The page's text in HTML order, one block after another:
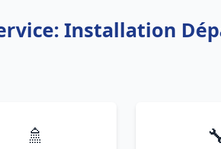
Installation
🚿